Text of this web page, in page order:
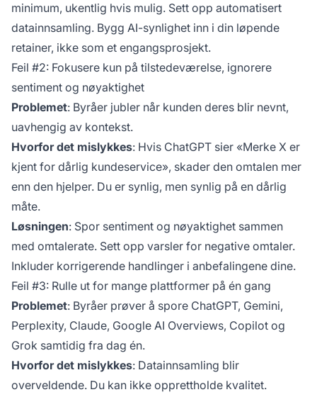
minimum, ukentlig hvis mulig. Sett opp automatisert
datainnsamling. Bygg AI-synlighet inn i din løpende
retainer, ikke som et engangsprosjekt.
Feil #2: Fokusere kun på tilstedeværelse, ignorere
sentiment og nøyaktighet
Problemet: Byråer jubler når kunden deres blir nevnt,
uavhengig av kontekst.
Hvorfor det mislykkes: Hvis ChatGPT sier «Merke X er
kjent for dårlig kundeservice», skader den omtalen mer
enn den hjelper. Du er synlig, men synlig på en dårlig
måte.
Løsningen: Spor sentiment og nøyaktighet sammen
med omtalerate. Sett opp varsler for negative omtaler.
Inkluder korrigerende handlinger i anbefalingene dine.
Feil #3: Rulle ut for mange plattformer på én gang
Problemet: Byråer prøver å spore ChatGPT, Gemini,
Perplexity, Claude, Google AI Overviews, Copilot og
Grok samtidig fra dag én.
Hvorfor det mislykkes: Datainnsamling blir
overveldende. Du kan ikke opprettholde kvalitet.